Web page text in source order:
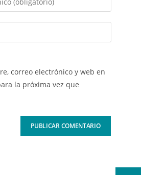
correo electrónico y web en
la próxima vez que